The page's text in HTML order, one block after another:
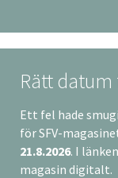
Rätt
Ett fel hade
för SFV-
21.8.2026. I
magasin digitalt.